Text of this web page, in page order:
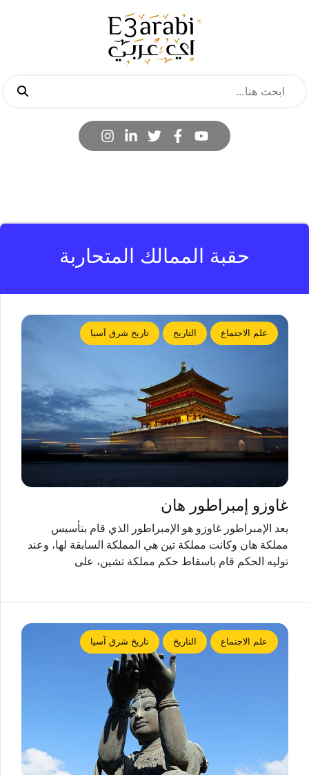
حقبة الممالك المتحاربة
علم الاجتماع التاريخ تاريخ شرق آسيا
غاوزو إمبراطور هان
يعد الإمبراطور غاوزو هو الإمبراطور الذي قام بتأسيس
مملكة هان وكانت مملكة تين هي المملكة السابقة لها، وعند
توليه الحكم قام باسقاط حكم مملكة تشين، على
علم الاجتماع التاريخ تاريخ شرق آسيا